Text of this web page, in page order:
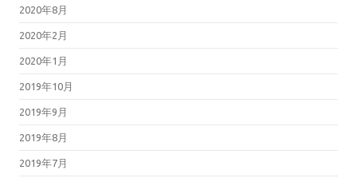
2020年8月
2020年2月
2020年1月
2019年10月
2019年9月
2019年8月
2019年7月